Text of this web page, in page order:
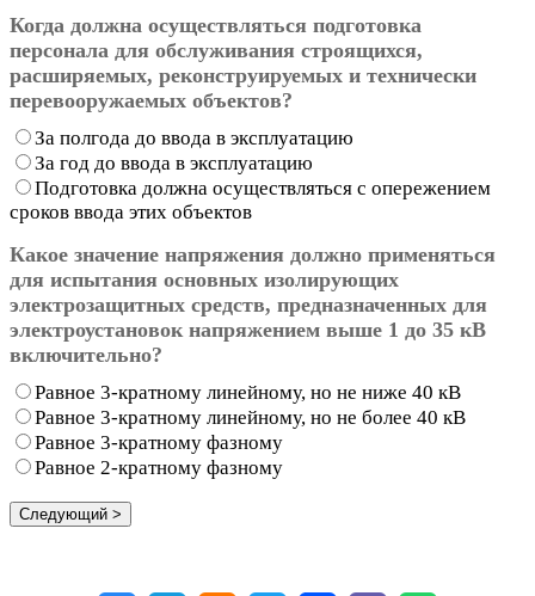
Когда должна осуществляться подготовка
персонала для обслуживания строящихся,
расширяемых, реконструируемых и технически
перевооружаемых объектов?
За полгода до ввода в эксплуатацию
За год до ввода в эксплуатацию
Подготовка должна осуществляться с опережением
сроков ввода этих объектов
Какое значение напряжения должно применяться
для испытания основных изолирующих
электрозащитных средств, предназначенных для
электроустановок напряжением выше 1 до 35 кВ
включительно?
Равное 3-кратному линейному, но не ниже 40 кВ
Равное 3-кратному линейному, но не более 40 кВ
Равное 3-кратному фазному
Равное 2-кратному фазному